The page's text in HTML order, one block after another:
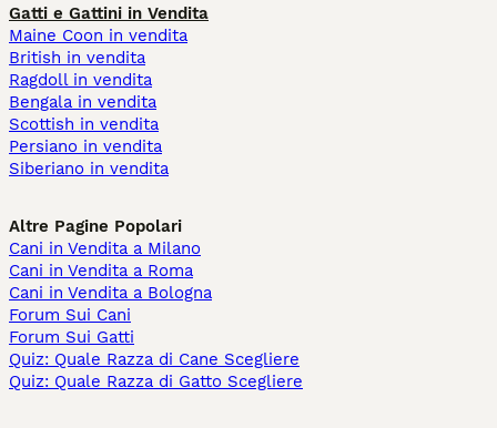
Gatti e Gattini in Vendita
Maine Coon in vendita
British in vendita
Ragdoll in vendita
Bengala in vendita
Scottish in vendita
Persiano in vendita
Siberiano in vendita
Altre Pagine Popolari
Cani in Vendita a Milano
Cani in Vendita a Roma
Cani in Vendita a Bologna
Forum Sui Cani
Forum Sui Gatti
Quiz: Quale Razza di Cane Scegliere
Quiz: Quale Razza di Gatto Scegliere